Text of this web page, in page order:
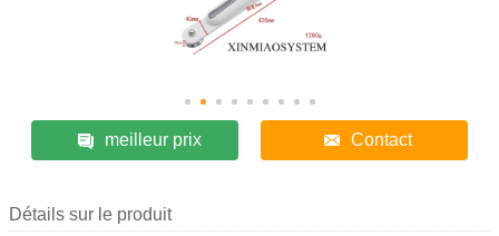
meilleur prix Contact
Détails sur le produit